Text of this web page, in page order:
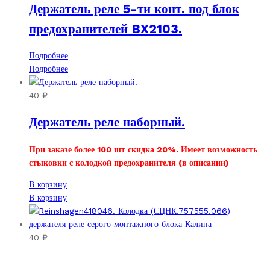
Держатель реле 5-ти конт. под блок
предохранителей BX2103.
Подробнее
Подробнее
40 ₽
Держатель реле наборный.
При заказе более 100 шт скидка 20%. Имеет возможность
стыковки с колодкой предохранителя (в описании)
В корзину
В корзину
40 ₽